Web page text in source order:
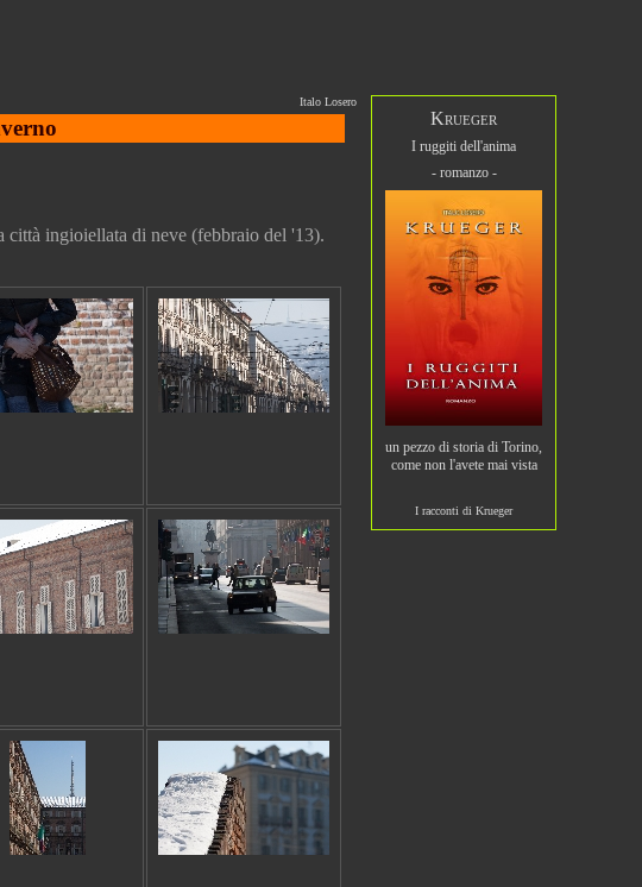
Italo Losero
città ingioiellata di neve (febbraio del '13).
Krueger
I ruggiti dell'anima
- romanzo -
un pezzo di storia di Torino,
come non l'avete mai vista
I racconti di Krueger